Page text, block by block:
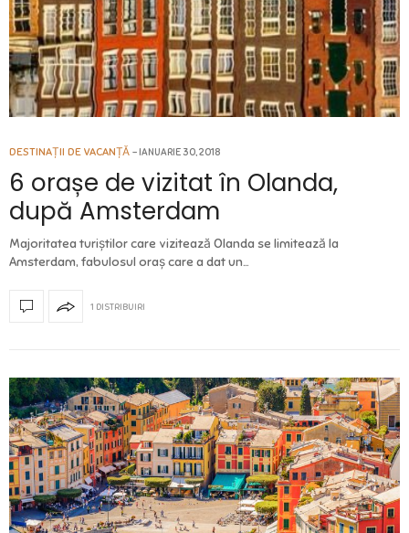
DESTINAȚII DE VACANȚĂ IANUARIE 30, 2018
6 orașe de vizitat în Olanda,
după Amsterdam
Majoritatea turiștilor care vizitează Olanda se limitează la
Amsterdam, fabulosul oraș care a dat un…
1 DISTRIBUIRI